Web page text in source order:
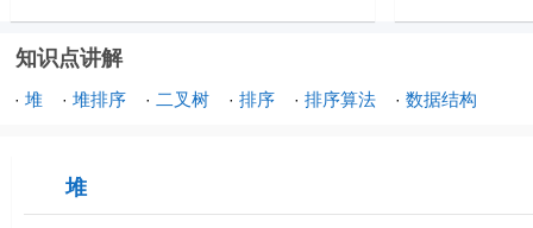
知识点讲解
· 堆 · 堆排序 · 二叉树 · 排序 · 排序算法 · 数据结构
堆